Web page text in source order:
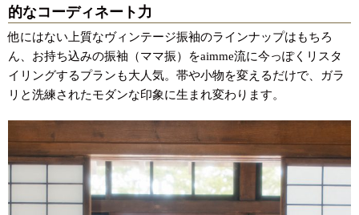
的なコーディネート力
他にはない上質なヴィンテージ振袖のラインナップはもちろ
ん、お持ち込みの振袖（ママ振）をaimme流に今っぽくリスタ
イリングするプランも大人気。帯や小物を変えるだけで、ガラ
リと洗練されたモダンな印象に生まれ変わります。